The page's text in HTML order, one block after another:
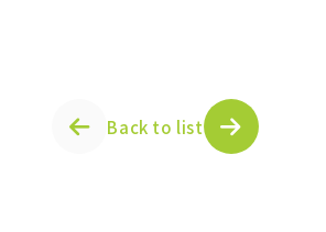
Back to list